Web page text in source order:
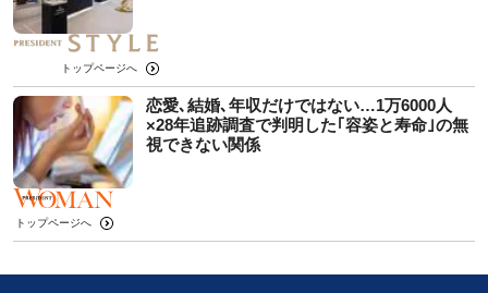
トップページへ
恋愛､結婚､年収だけではない…1万6000人
×28年追跡調査で判明した｢容姿と寿命｣の無
視できない関係
トップページへ